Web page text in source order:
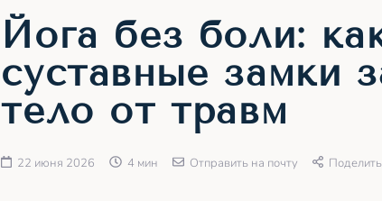
Йога без боли:
суставные замки
тело от травм
22 июня 2026 4 мин Отправить на почту